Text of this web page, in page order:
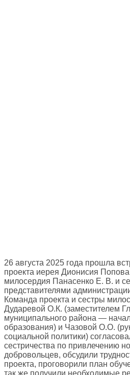
26 августа 2025 года прошла
проекта иерея Дионисия
милосердия Панасенко Е. В. и
представителями
Команда проекта и сестры
Дударевой О.К. (заместителем
муниципального района —
образования) и Чазовой О.О.
социальной политики)
сестричества по привлечению
добровольцев, обсудили
проекта, проговорили план
так же получили необходимые